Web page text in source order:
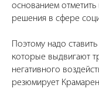
основанием
решения в сфере
Поэтому надо
которые выдвигают
негативного
резюмирует